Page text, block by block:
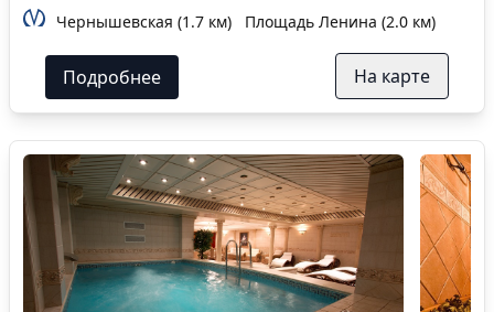
Чернышевская (1.7 км) Площадь Ленина (2.0 км)
Подробнее На карте